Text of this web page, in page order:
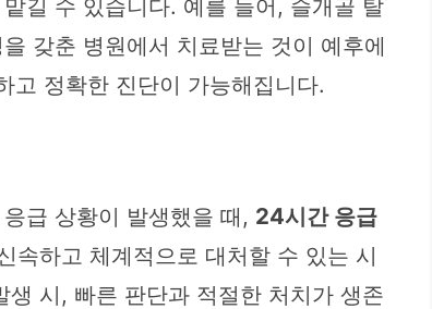
길 수 있습니다. 예를 들어, 슬개골 탈
갖춘 병원에서 치료받는 것이 예후에
고 정확한 진단이 가능해집니다.
급 상황이 발생했을 때, 24시간 응급
속하고 체계적으로 대처할 수 있는 시
시, 빠른 판단과 적절한 처치가 생존